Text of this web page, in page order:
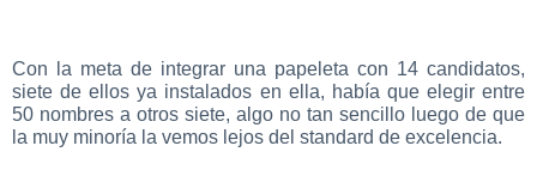
Con la meta de integrar una papeleta con 14 candidatos,
siete de ellos ya instalados en ella, había que elegir entre
50 nombres a otros siete, algo no tan sencillo luego de que
la muy minoría la vemos lejos del standard de excelencia.